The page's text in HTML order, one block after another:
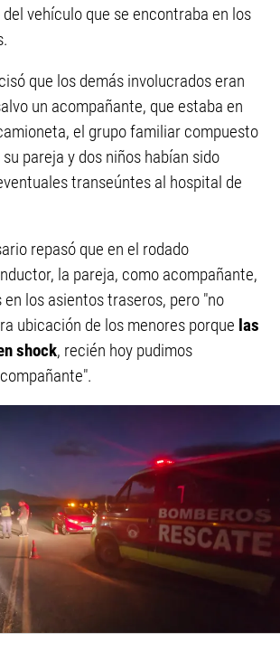
vehículo que se encontraba en los
que los demás involucrados eran
un acompañante, que estaba en
el grupo familiar compuesto
pareja y dos niños habían sido
transeúntes al hospital de
repasó que en el rodado
la pareja, como acompañante,
los asientos traseros, pero "no
ubicación de los menores porque las
shock, recién hoy pudimos